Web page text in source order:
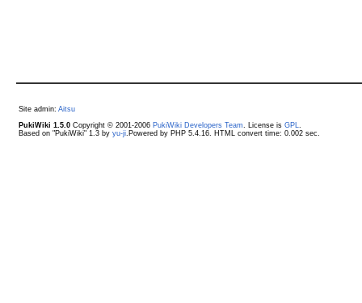
Site admin: Aitsu
PukiWiki 1.5.0Copyright © 2001-2006 PukiWiki Developers Team . License is GPL
Based on "PukiWiki" 1.3 by yu-ji.Powered by PHP 5.4.16. HTML convert time: 0.002 sec.